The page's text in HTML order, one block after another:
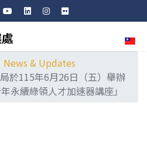
News & Updates
於115年6月26日（五）舉辦
永續綠領人才加速器講座」